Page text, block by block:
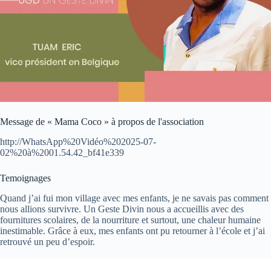
Message de « Mama Coco » à propos de l'association
http://WhatsApp%20Vidéo%202025-07-
02%20à%2001.54.42_bf41e339
Temoignages
Quand j’ai fui mon village avec mes enfants, je ne savais pas comment
nous allions survivre. Un Geste Divin nous a accueillis avec des
fournitures scolaires, de la nourriture et surtout, une chaleur humaine
inestimable. Grâce à eux, mes enfants ont pu retourner à l’école et j’ai
retrouvé un peu d’espoir.